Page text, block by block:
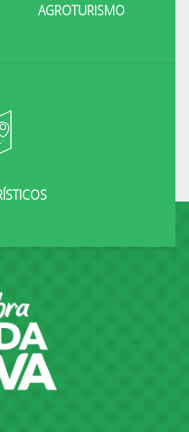
AGROTURISMO